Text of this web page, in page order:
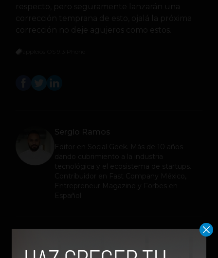
respecto, pero seguramente lanzarán una
corrección temprana de esto, ojalá la próxima
corrección no deje agujeros como estos.
Sergio Ramos
Editor en Social Geek
. Más de 10 años
dando cubrimiento a la industria
tecnológica y el ecosistema de startups.
Contribuidor en Fast Company México,
Entrepreneur Magazine y Forbes en
Español.